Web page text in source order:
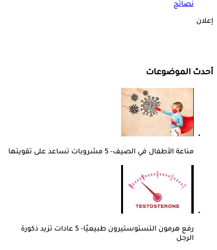
نصائح
إعلان
أحدث الموضوعات
مناعة الأطفال في الصيف- 5 مشروبات تساعد على تقويتها
رفع هرمون التستوستيرون طبيعيًا- 5 عادات تزيد ذكورة
الرجل